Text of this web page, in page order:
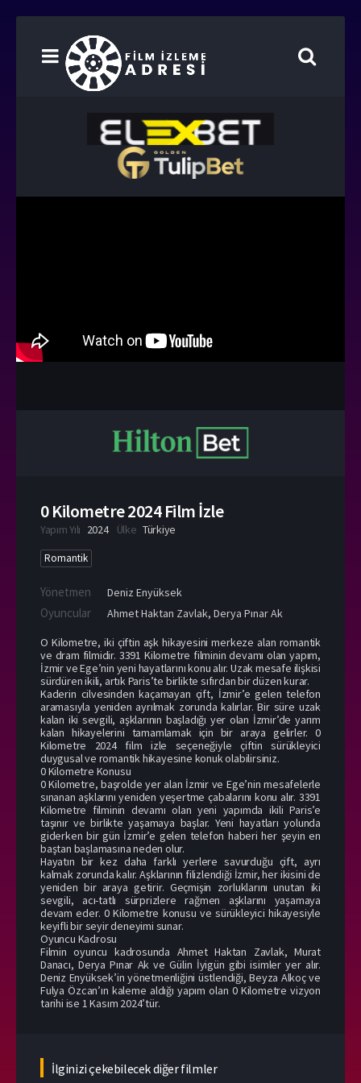
0 Kilometre 2024 Film İzle
Yapım Yılı 2024 Ülke Türkiye
Romantik
Yönetmen Deniz Enyüksek
Oyuncular Ahmet Haktan Zavlak, Derya Pınar Ak
O Kilometre, iki çiftin aşk hikayesini merkeze alan romantik
ve dram filmidir. 3391 Kilometre filminin devamı olan yapım,
İzmir ve Ege’nin yeni hayatlarını konu alır. Uzak mesafe ilişkisi
sürdüren ikili, artık Paris’te birlikte sıfırdan bir düzen kurar.
Kaderin cilvesinden kaçamayan çift, İzmir’e gelen telefon
aramasıyla yeniden ayrılmak zorunda kalırlar. Bir süre uzak
kalan iki sevgili, aşklarının başladığı yer olan İzmir’de yarım
kalan hikayelerini tamamlamak için bir araya gelirler. 0
Kilometre 2024 film izle seçeneğiyle çiftin sürükleyici
duygusal ve romantik hikayesine konuk olabilirsiniz.
0 Kilometre Konusu
0 Kilometre, başrolde yer alan İzmir ve Ege’nin mesafelerle
sınanan aşklarını yeniden yeşertme çabalarını konu alır. 3391
Kilometre filminin devamı olan yeni yapımda ikili Paris’e
taşınır ve birlikte yaşamaya başlar. Yeni hayatları yolunda
giderken bir gün İzmir’e gelen telefon haberi her şeyin en
baştan başlamasına neden olur.
Hayatın bir kez daha farklı yerlere savurduğu çift, ayrı
kalmak zorunda kalır. Aşklarının filizlendiği İzmir, her ikisini de
yeniden bir araya getirir. Geçmişin zorluklarını unutan iki
sevgili, acı-tatlı sürprizlere rağmen aşklarını yaşamaya
devam eder. 0 Kilometre konusu ve sürükleyici hikayesiyle
keyifli bir seyir deneyimi sunar.
Oyuncu Kadrosu
Filmin oyuncu kadrosunda Ahmet Haktan Zavlak, Murat
Danacı, Derya Pınar Ak ve Gülin İyigün gibi isimler yer alır.
Deniz Enyüksek’in yönetmenliğini üstlendiği, Beyza Alkoç ve
Fulya Özcan’ın kaleme aldığı yapım olan 0 Kilometre vizyon
tarihi ise 1 Kasım 2024’tür.
İlginizi çekebilecek diğer filmler